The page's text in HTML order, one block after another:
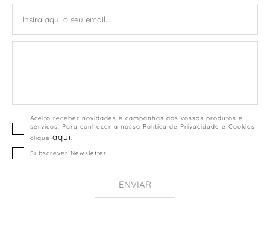
Aceito receber novidades e campanhas dos vossos produtos e
serviços. Para conhecer a nossa Política de Privacidade e Cookies
clique aqui.
Subscrever Newsletter
ENVIAR